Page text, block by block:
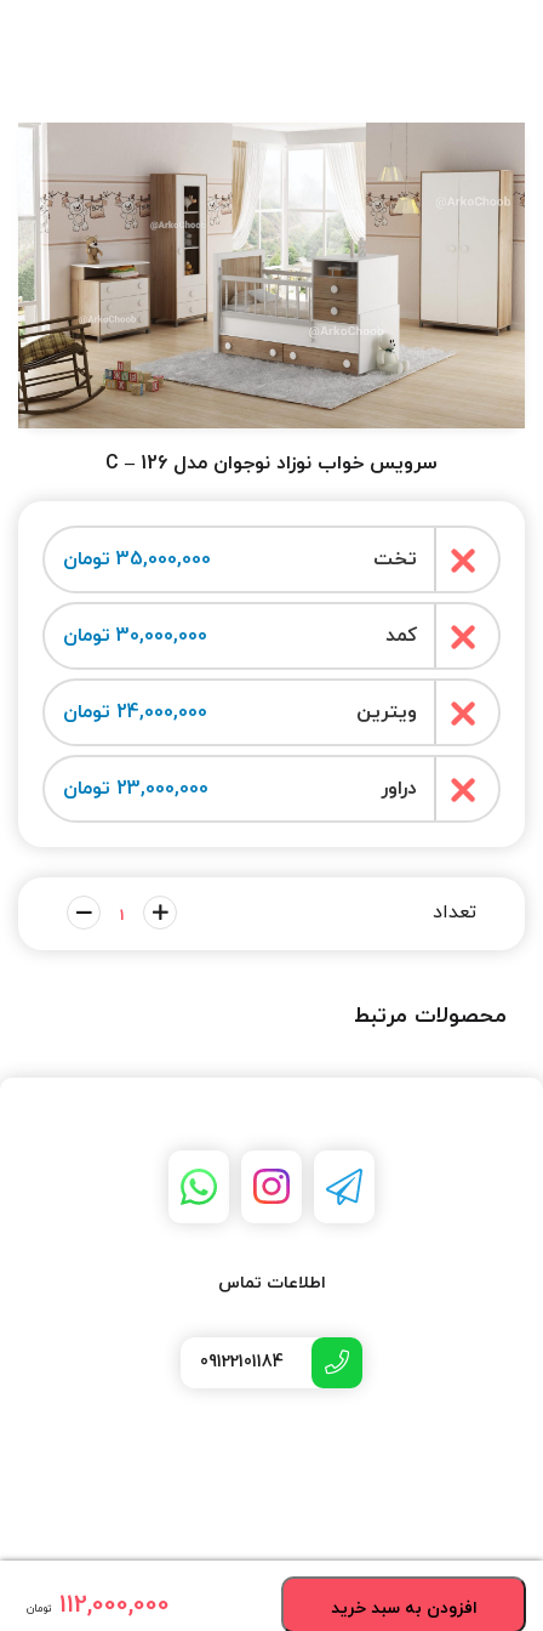
سرویس خواب نوزاد نوجوان مدل C – 126
112,000,000 تومان
تخت 35,000,000 تومان
کمد 30,000,000 تومان
ویترین 24,000,000 تومان
دراور 23,000,000 تومان
افزودن به سبد خرید
محصولات مرتبط
اطلاعات تماس
09122101184